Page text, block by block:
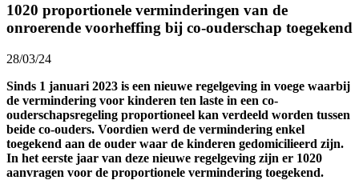
1020 proportionele verminderingen van de
onroerende voorheffing bij co-ouderschap toegekend
28/03/24
Sinds 1 januari 2023 is een nieuwe regelgeving in voege waarbij
de vermindering voor kinderen ten laste in een co-
ouderschapsregeling proportioneel kan verdeeld worden tussen
beide co-ouders. Voordien werd de vermindering enkel
toegekend aan de ouder waar de kinderen gedomicilieerd zijn.
In het eerste jaar van deze nieuwe regelgeving zijn er 1020
aanvragen voor de proportionele vermindering toegekend.